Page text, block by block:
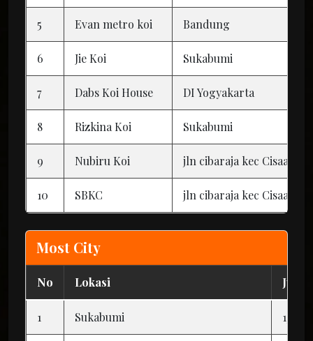
5 Evan metro koi Bandung
6 Jie Koi Sukabumi
7 Dabs Koi House DI Yogyakarta
8 Rizkina Koi Sukabumi
9 Nubiru Koi jln cibaraja kec Cisaat
10 SBKC jln cibaraja kec Cisaat
Most City
No Lokasi
1 Sukabumi 15